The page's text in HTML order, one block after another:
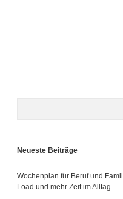
Neueste Beiträge
Wochenplan für Beruf und
Load und mehr Zeit im Alltag